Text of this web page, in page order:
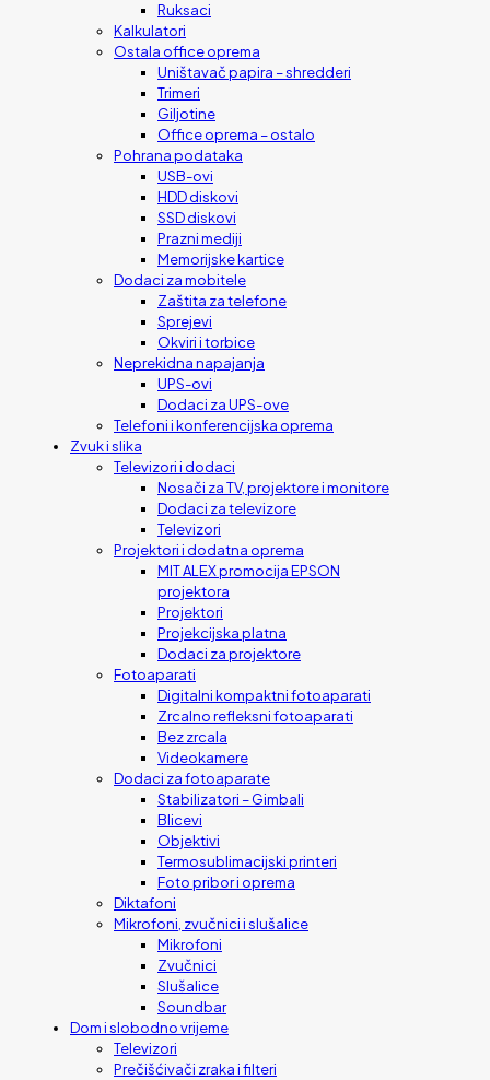
Ruksaci
Kalkulatori
Ostala office oprema
Uništavač papira – shredderi
Trimeri
Giljotine
Office oprema – ostalo
Pohrana podataka
USB-ovi
HDD diskovi
SSD diskovi
Prazni mediji
Memorijske kartice
Dodaci za mobitele
Zaštita za telefone
Sprejevi
Okviri i torbice
Neprekidna napajanja
UPS-ovi
Dodaci za UPS-ove
Telefoni i konferencijska oprema
Zvuk i slika
Televizori i dodaci
Nosači za TV, projektore i monitore
Dodaci za televizore
Televizori
Projektori i dodatna oprema
MIT ALEX promocija EPSON
projektora
Projektori
Projekcijska platna
Dodaci za projektore
Fotoaparati
Digitalni kompaktni fotoaparati
Zrcalno refleksni fotoaparati
Bez zrcala
Videokamere
Dodaci za fotoaparate
Stabilizatori – Gimbali
Blicevi
Objektivi
Termosublimacijski printeri
Foto pribor i oprema
Diktafoni
Mikrofoni, zvučnici i slušalice
Mikrofoni
Zvučnici
Slušalice
Soundbar
Dom i slobodno vrijeme
Televizori
Prečišćivači zraka i filteri